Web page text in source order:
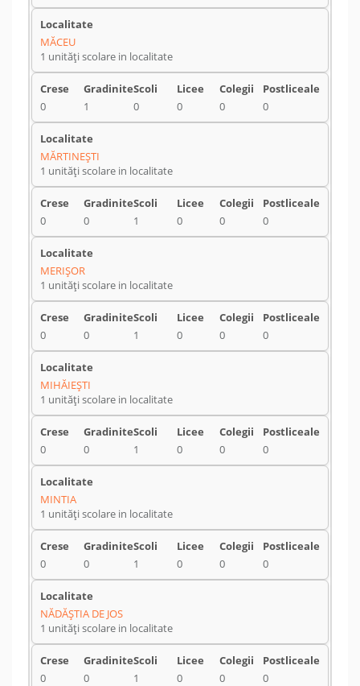
MĂCEU
1 unități scolare in localitate
0 1 0 0 0 0
MĂRTINEŞTI
1 unități scolare in localitate
0 0 1 0 0 0
MERIŞOR
1 unități scolare in localitate
0 0 1 0 0 0
MIHĂIEŞTI
1 unități scolare in localitate
0 0 1 0 0 0
MINTIA
1 unități scolare in localitate
0 0 1 0 0 0
NĂDĂŞTIA DE JOS
1 unități scolare in localitate
0 0 1 0 0 0